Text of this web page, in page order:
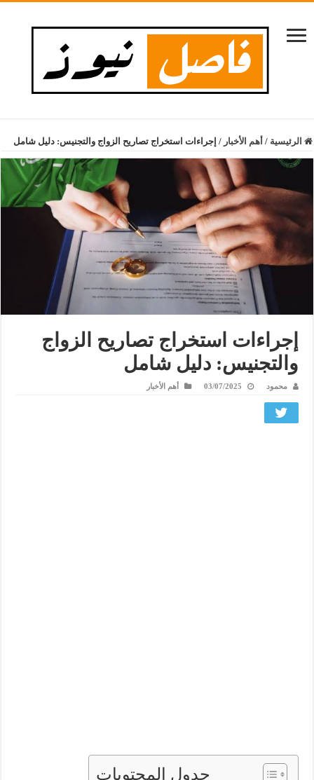
الرئيسية / أهم الأخبار / إجراءات استخراج تصاريح الزواج والتجنيس: دليل شامل
إجراءات استخراج تصاريح الزواج
والتجنيس: دليل شامل
محمود 03/07/2025 أهم الأخبار
جدول المحتويات